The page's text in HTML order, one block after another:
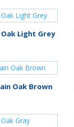
Light Grey
Oak Brown